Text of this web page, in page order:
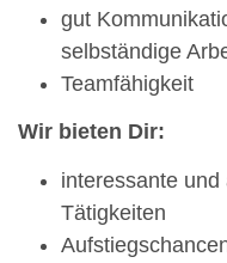
gut
selbständige
Teamfähigkeit
Wir bieten Dir:
interessante
Tätigkeiten